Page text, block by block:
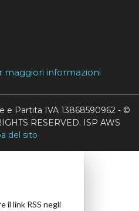
informazioni
e Partita IVA 13868590962 - ©
RESERVED. ISP AWS
del sito
il link RSS negli